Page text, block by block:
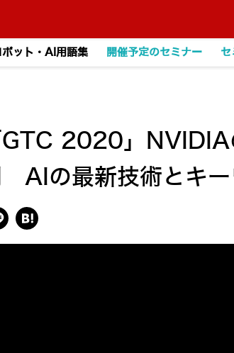
ボット・AI用語集 開催予定のセミナー セ
GTC 2020」
AIの最新技術とキー